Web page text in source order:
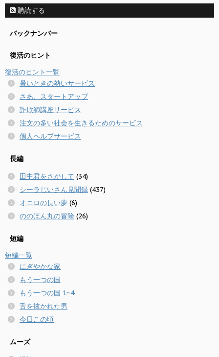
購読する
バックナンバー
復活のヒント
復活のヒント一覧
暑いときの熱いサービス
さあ、スタートアップ
詐欺師講座サービス
注文の多い社会を生きるためのサービス
個人ヘルプサービス
長編
田中君をさがして (34)
シーラじいさん見聞録 (437)
オニロの長い夢 (6)
ののほん丸の冒険 (26)
短編
短編一覧
にぎやかな家
もう一つの国
もう一つの国 1~4
舌を抜かれた男
今日この頃
ムーズ